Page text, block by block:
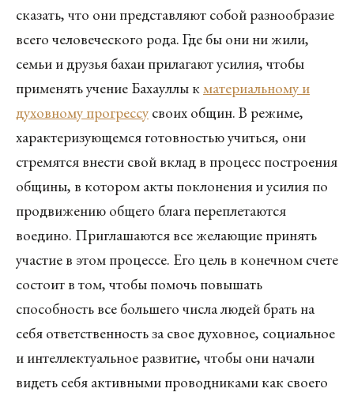
сказать, что они представляют собой разнообразие
всего человеческого рода. Где бы они ни жили,
семьи и друзья бахаи прилагают усилия, чтобы
применять учение Бахауллы кматериальному и
духовному прогрессу своих общин. В режиме,
характеризующемся готовностью учиться, они
стремятся внести свой вклад в процесс построения
общины, в котором акты поклонения и усилия по
продвижению общего блага переплетаются
воедино. Приглашаются все желающие принять
участие в этом процессе. Его цель в конечном счете
состоит в том, чтобы помочь повышать
способность все большего числа людей брать на
себя ответственность за свое духовное, социальное
и интеллектуальное развитие, чтобы они начали
видеть себя активными проводниками как своего